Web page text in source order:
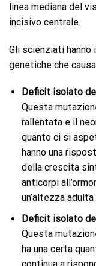
linea mediana del
incisivo centrale.
Gli scienziati
genetiche che
Deficit isolato
Questa
rallentata e il
quanto ci si
hanno una
della crescita
anticorpi
un’altezza
Deficit isolato
Questa
ha una certa